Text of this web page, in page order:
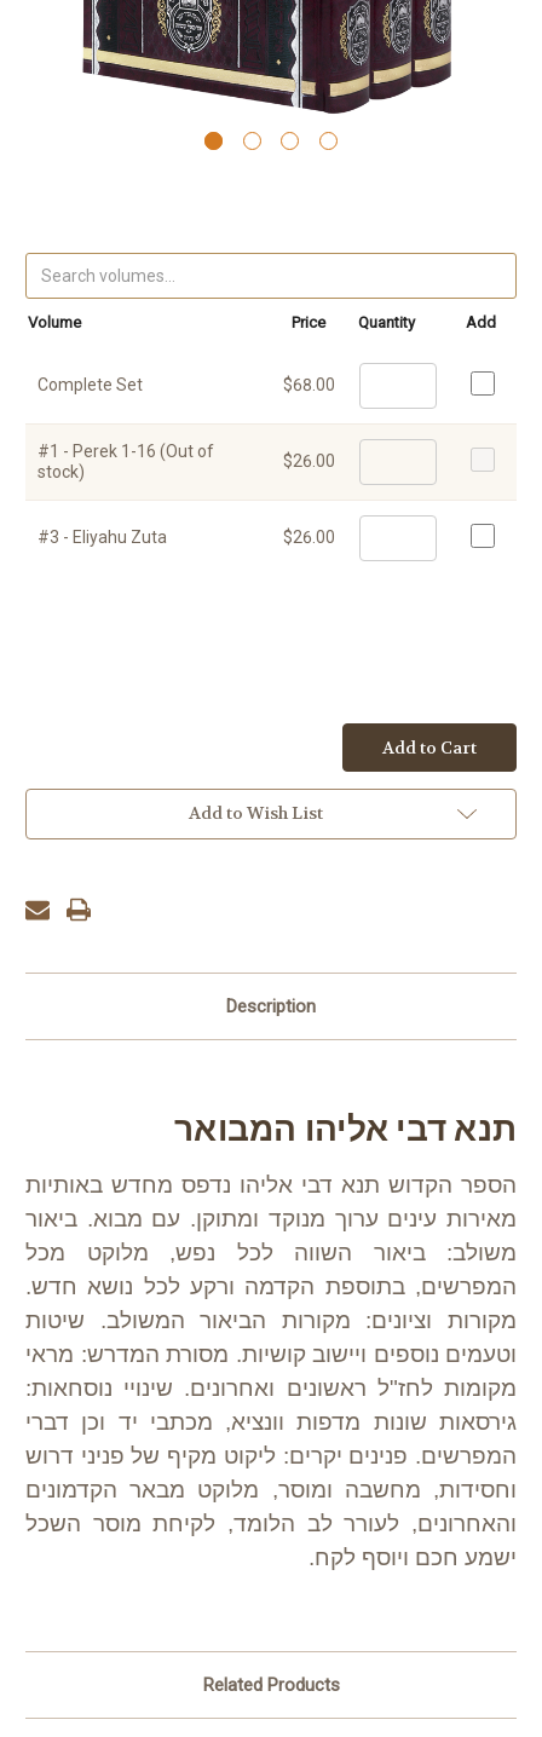
Volume Price Quantity Add
Complete Set $68.00
#1 - Perek 1-16 (Out of
stock)
$26.00
#3 - Eliyahu Zuta $26.00
Add to Cart
Add to Wish List
Description
תנא דבי אליהו המבואר
הספר הקדוש תנא דבי אליהו נדפס מחדש באותיות
מאירות עינים ערוך מנוקד ומתוקן. עם מבוא. ביאור
משולב: ביאור השווה לכל נפש, מלוקט מכל
המפרשים, בתוספת הקדמה ורקע לכל נושא חדש.
מקורות וציונים: מקורות הביאור המשולב. שיטות
וטעמים נוספים ויישוב קושיות. מסורת המדרש: מראי
מקומות לחז"ל ראשונים ואחרונים. שינויי נוסחאות:
גירסאות שונות מדפות וונציא, מכתבי יד וכן דברי
המפרשים. פנינים יקרים: ליקוט מקיף של פניני דרוש
וחסידות, מחשבה ומוסר, מלוקט מבאר הקדמונים
והאחרונים, לעורר לב הלומד, לקיחת מוסר השכל
ישמע חכם ויוסף לקח.
Related Products